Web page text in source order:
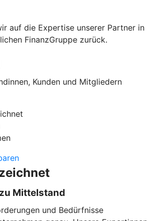
auf die Expertise unserer Partner in
FinanzGruppe zurück.
Kunden und Mitgliedern
Mittelstand
und Bedürfnisse